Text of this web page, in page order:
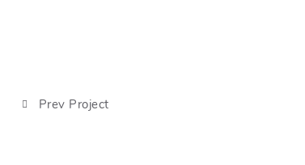
Prev Project